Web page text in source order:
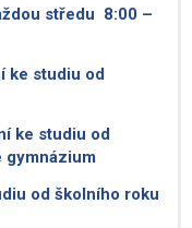
středu 8:00 –
ke studiu od
ke studiu od
gymnázium
od školního roku